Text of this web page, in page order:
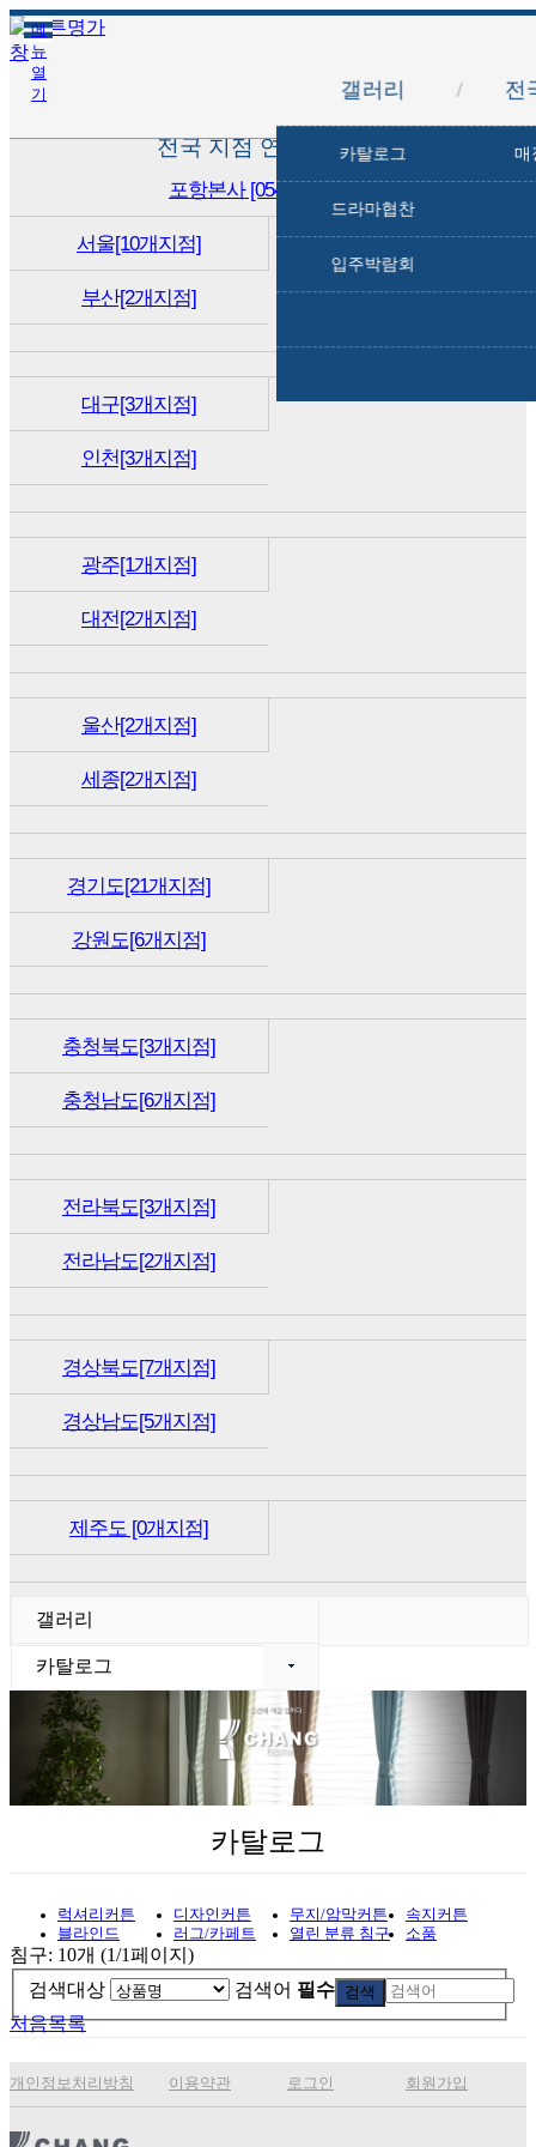
갤러리 / 전
카탈로그 매
드라마협찬
입주박람회
메
뉴
열
기
전국 지점 연락처 안내
포항본사 [054-231-9111]
서울[10개지점]
부산[2개지점]
대구[3개지점]
인천[3개지점]
광주[1개지점]
대전[2개지점]
울산[2개지점]
세종[2개지점]
경기도[21개지점]
강원도[6개지점]
충청북도[3개지점]
충청남도[6개지점]
전라북도[3개지점]
전라남도[2개지점]
경상북도[7개지점]
경상남도[5개지점]
제주도 [0개지점]
갤러리
카탈로그
카탈로그
럭셔리커튼 디자인커튼 무지/암막커튼
속지커튼
블라인드
러그/카페트 열린 분류 침구 소품
침구: 10개 (1/1페이지)
검색대상
검색어 필수 검색
처음목록
개인정보처리방침 이용약관 로그인 회원가입